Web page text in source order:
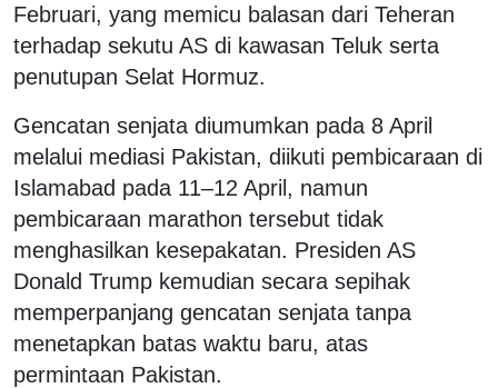
Februari, yang memicu balasan dari Teheran
terhadap sekutu AS di kawasan Teluk serta
penutupan Selat Hormuz.
Gencatan senjata diumumkan pada 8 April
melalui mediasi Pakistan, diikuti pembicaraan di
Islamabad pada 11–12 April, namun
pembicaraan marathon tersebut tidak
menghasilkan kesepakatan. Presiden AS
Donald Trump kemudian secara sepihak
memperpanjang gencatan senjata tanpa
menetapkan batas waktu baru, atas
permintaan Pakistan.